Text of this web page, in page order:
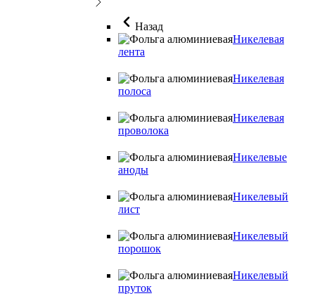
Назад
Никелевая
лента
Никелевая
полоса
Никелевая
проволока
Никелевые
аноды
Никелевый
лист
Никелевый
порошок
Никелевый
пруток